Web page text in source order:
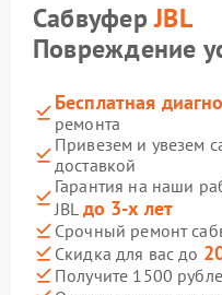
СабвуферJBL
Повреждение
Бесплатная
ремонта
Привезем и увезем
доставкой
Гарантия на наши
JBL до 3-х лет
Срочный ремонт
Скидка для вас до
Получите 1500